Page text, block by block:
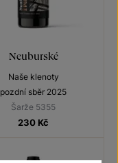
Neuburské
Naše klenoty
pozdní sběr 2025
Šarže 5355
230 Kč